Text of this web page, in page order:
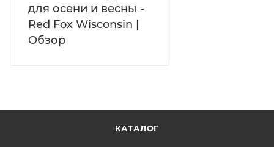
для осени и весны -
Red Fox Wisconsin |
Обзор
КАТАЛОГ